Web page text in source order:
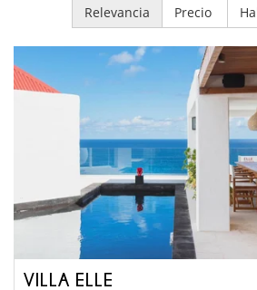
Relevancia Precio
VILLA ELLE